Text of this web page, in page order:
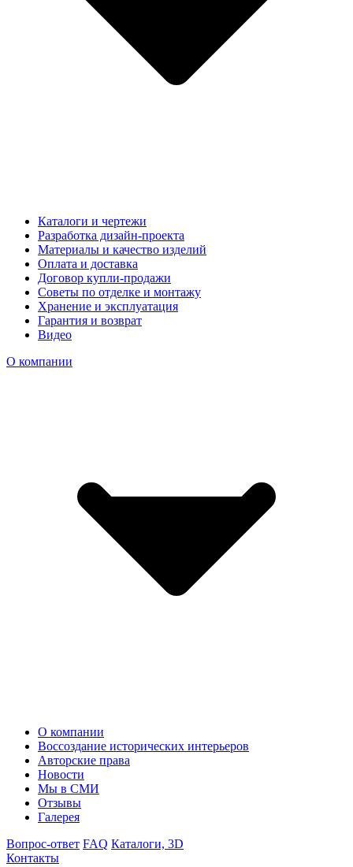
Каталоги и чертежи
Разработка дизайн-проекта
Материалы и качество изделий
Оплата и доставка
Договор купли-продажи
Советы по отделке и монтажу
Хранение и эксплуатация
Гарантия и возврат
Видео
О компании
О компании
Воссоздание исторических интерьеров
Авторские права
Новости
Мы в СМИ
Отзывы
Галерея
Вопрос-ответ FAQ Каталоги, 3D
Контакты